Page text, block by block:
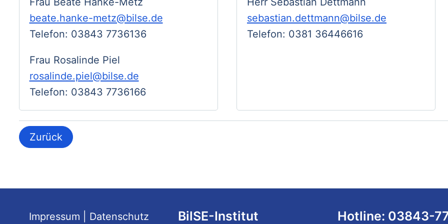
beate.hanke-metz@bilse.de
Telefon: 03843 7736136
Frau Rosalinde Piel
rosalinde.piel@bilse.de
Telefon: 03843 7736166
sebastian.dettmann@bilse.de
Telefon: 0381 36446616
Zurück
Impressum Datenschutz BilSE-Institut Hotline: 03843-